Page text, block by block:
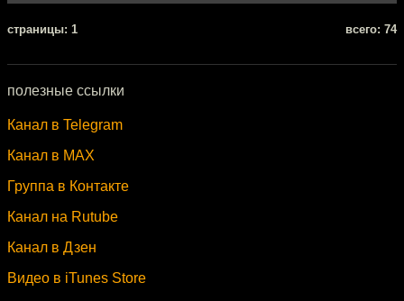
cтраницы: 1 всего: 74
полезные ссылки
Канал в Telegram
Канал в MAX
Группа в Контакте
Канал на Rutube
Канал в Дзен
Видео в iTunes Store